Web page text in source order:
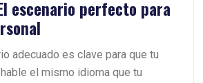
escenario perfecto para
adecuado es clave para que tu
el mismo idioma que tu